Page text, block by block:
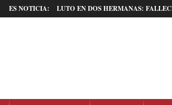
ES NOTICIA: LUTO EN DOS HERMANAS: